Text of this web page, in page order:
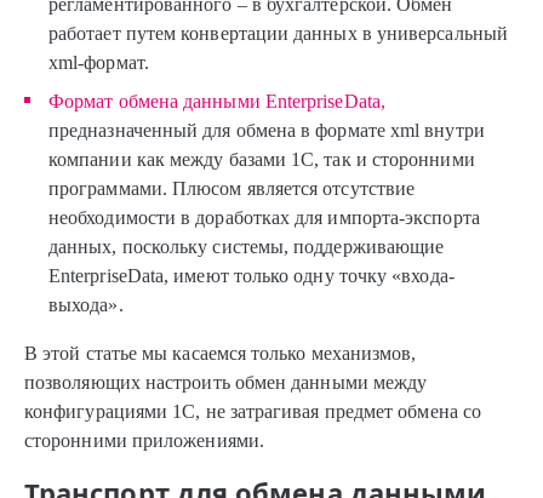
регламентированного – в бухгалтерской. Обмен
работает путем конвертации данных в универсальный
xml-формат.
Формат обмена данными EnterpriseData,
предназначенный для обмена в формате xml внутри
компании как между базами 1С, так и сторонними
программами. Плюсом является отсутствие
необходимости в доработках для импорта-экспорта
данных, поскольку системы, поддерживающие
EnterpriseData, имеют только одну точку «входа-
выхода».
В этой статье мы касаемся только механизмов,
позволяющих настроить обмен данными между
конфигурациями 1С, не затрагивая предмет обмена со
сторонними приложениями.